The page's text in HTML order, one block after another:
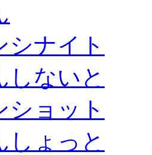
シナイト
しないと
ショット
しょっと